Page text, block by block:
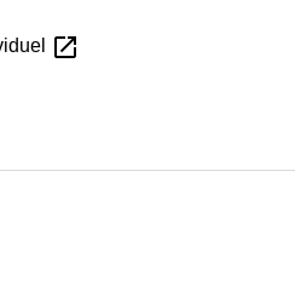
open_in_new